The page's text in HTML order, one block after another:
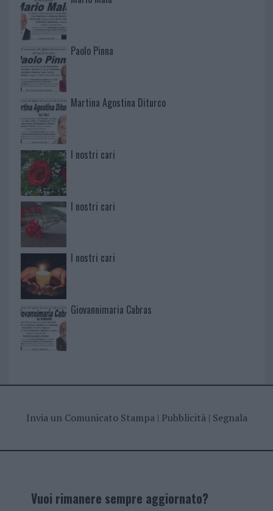
Paolo Pinna
Martina Agostina Diturco
I nostri cari
I nostri cari
I nostri cari
Giovannimaria Cabras
Invia un Comunicato Stampa| Pubblicità| Segnala
Vuoi rimanere sempre aggiornato?